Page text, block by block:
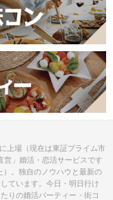
お越しください。
は中止させてい
公式アプリの
示される、QRコー
写真付きの身分
なります。
場合も、申込み受
しております。事
上場（現在は東証プライム市
営」婚活・恋活サービスです
。独自のノウハウと最新の
ています。今日・明日行け
りの婚活パーティー・街コ